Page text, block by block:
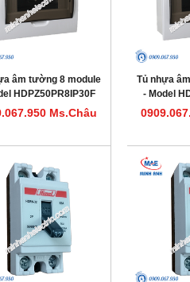
âm tường 8 module
HDPZ50PR8IP30F
Ms.Châu
Tủ nhựa
- Model